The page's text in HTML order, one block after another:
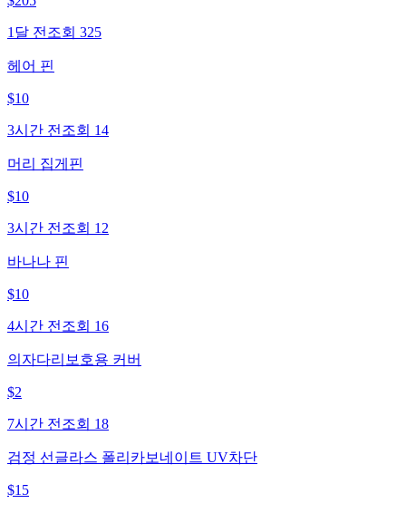
1달 전 조회 325
헤어 핀
$10
3시간 전 조회 14
머리 집게핀
$10
3시간 전 조회 12
바나나 핀
$10
4시간 전 조회 16
의자다리보호용 커버
$2
7시간 전 조회 18
검정 선글라스 폴리카보네이트 UV차단
$15